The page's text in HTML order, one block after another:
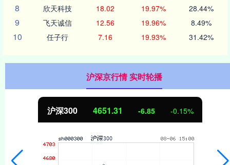
8 欣天科技 18.02 19.97% 28.44%
9 飞天诚信 12.56 19.96% 8.49%
10 任子行 7.16 19.93% 31.42%
沪深京行情 实时轮播
沪深300 4651.31 -6.85 -0.15%